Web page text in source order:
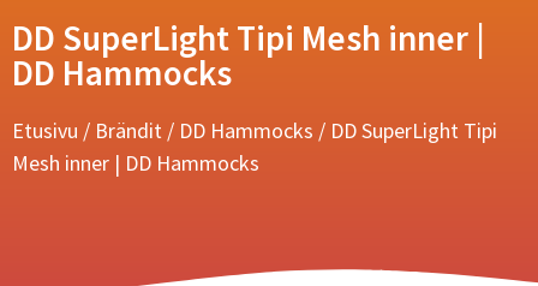
DD SuperLight Tipi Mesh inner |
DD Hammocks
Etusivu / Brändit / DD Hammocks / DD SuperLight Tipi
Mesh inner | DD Hammocks